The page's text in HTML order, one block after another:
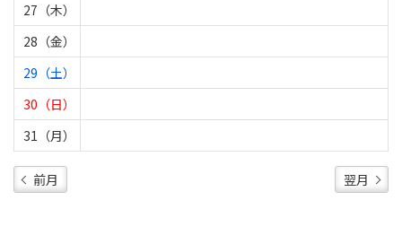
27（木）
28（金）
29（土）
30（日）
31（月）
前月 翌月